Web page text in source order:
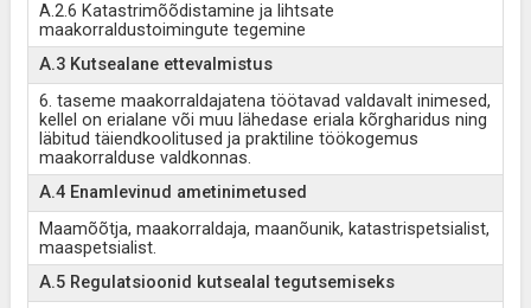
A.2.6 Katastrimõõdistamine ja lihtsate
maakorraldustoimingute tegemine
A.3 Kutsealane ettevalmistus
6. taseme maakorraldajatena töötavad valdavalt inimesed,
kellel on erialane või muu lähedase eriala kõrgharidus ning
läbitud täiendkoolitused ja praktiline töökogemus
maakorralduse valdkonnas.
A.4 Enamlevinud ametinimetused
Maamõõtja, maakorraldaja, maanõunik, katastrispetsialist,
maaspetsialist.
A.5 Regulatsioonid kutsealal tegutsemiseks